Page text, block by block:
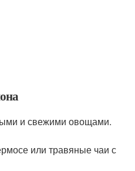
и свежими овощами.
или травяные чаи с